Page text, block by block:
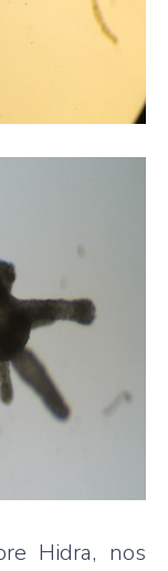
Hidra, nos